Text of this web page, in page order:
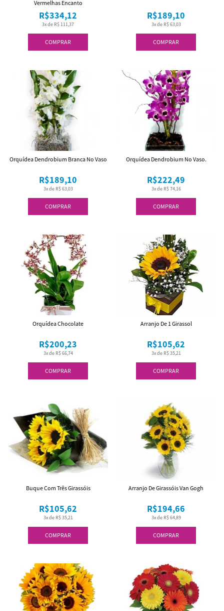
COMPRAR
3x de R$ 111,37
R$334,12
Vermelhas Encanto
COMPRAR
3x de R$ 63,03
R$189,10
COMPRAR
3x de R$ 63,03
R$189,10
Orquídea Dendrobium Branca No Vaso
COMPRAR
3x de R$ 74,16
R$222,49
Orquídea Dendrobium No Vaso.
COMPRAR
3x de R$ 66,74
R$200,23
Orquídea Chocolate
COMPRAR
3x de R$ 35,21
R$105,62
Arranjo De 1 Girassol
COMPRAR
3x de R$ 35,21
R$105,62
Buque Com Três Girassóis
COMPRAR
3x de R$ 64,89
R$194,66
Arranjo De Girassóis Van Gogh